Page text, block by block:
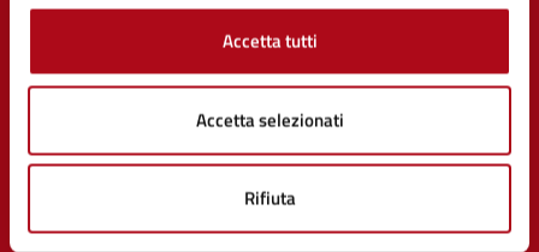
Accetta tutti
Accetta selezionati
Rifiuta
Comune di Mercato Saraceno
AMMINISTRAZIONE